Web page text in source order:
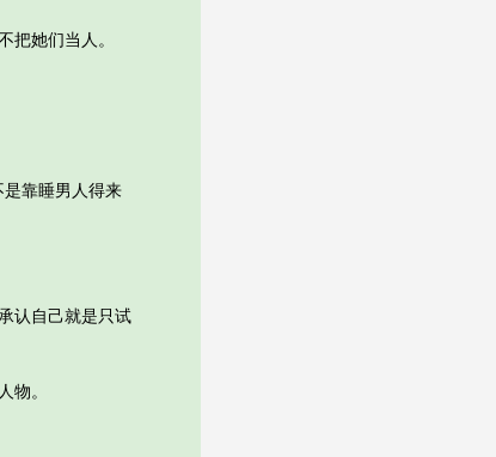
她们当人。
靠睡男人得来
认自己就是只试
物。